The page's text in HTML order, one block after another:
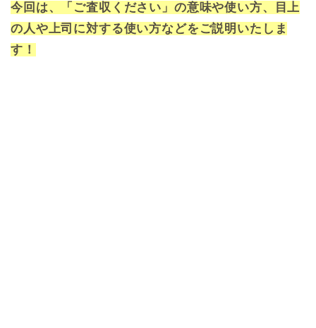
今回は、「ご査収ください」の意味や使い方、目上
の人や上司に対する使い方などをご説明いたしま
す！